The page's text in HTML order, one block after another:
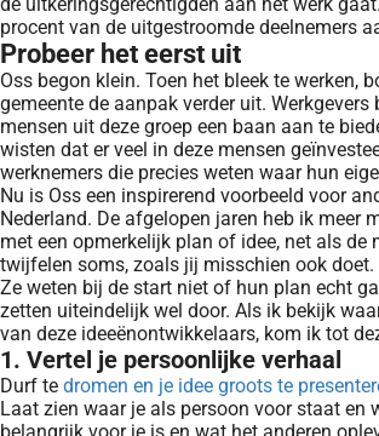
procent van de uitgestroomde deelnemers
Probeer het eerst uit
Oss begon klein. Toen het bleek te werken,
gemeente de aanpak verder uit. Werkgevers
mensen uit deze groep een baan aan te
wisten dat er veel in deze mensen
werknemers die precies weten waar hun
Nu is Oss een inspirerend voorbeeld voor
Nederland. De afgelopen jaren heb ik meer
met een opmerkelijk plan of idee, net als de
twijfelen soms, zoals jij misschien ook doet.
Ze weten bij de start niet of hun plan echt
zetten uiteindelijk wel door. Als ik bekijk
van deze ideeënontwikkelaars, kom ik tot
1. Vertel je persoonlijke verhaal
Durf te dromen en je idee groots te
Laat zien waar je als persoon voor staat en